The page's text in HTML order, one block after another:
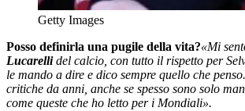
Getty Images
Posso definirla una pugile della vita?«Mi
Lucarellidel calcio, con tutto il rispetto per
le mando a dire e dico sempre quello che
critiche da anni, anche se spesso sono solo
come queste che ho letto per i Mondiali».